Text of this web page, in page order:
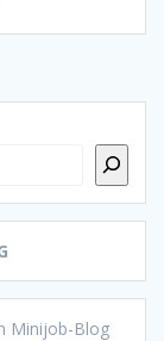
Minijob-Blog